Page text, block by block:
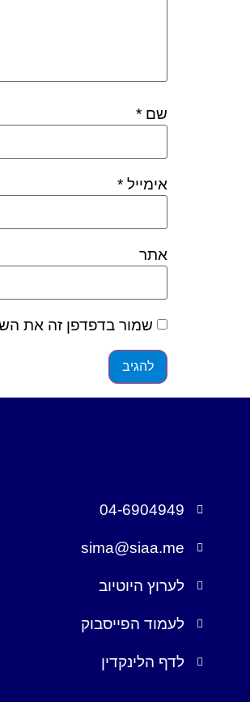
שם *
אימייל *
אתר
שמור בדפדפן זה את
04-6904949
sima@siaa.me
לערוץ היוטיוב
לעמוד הפייסבוק
לדף הלינקדין